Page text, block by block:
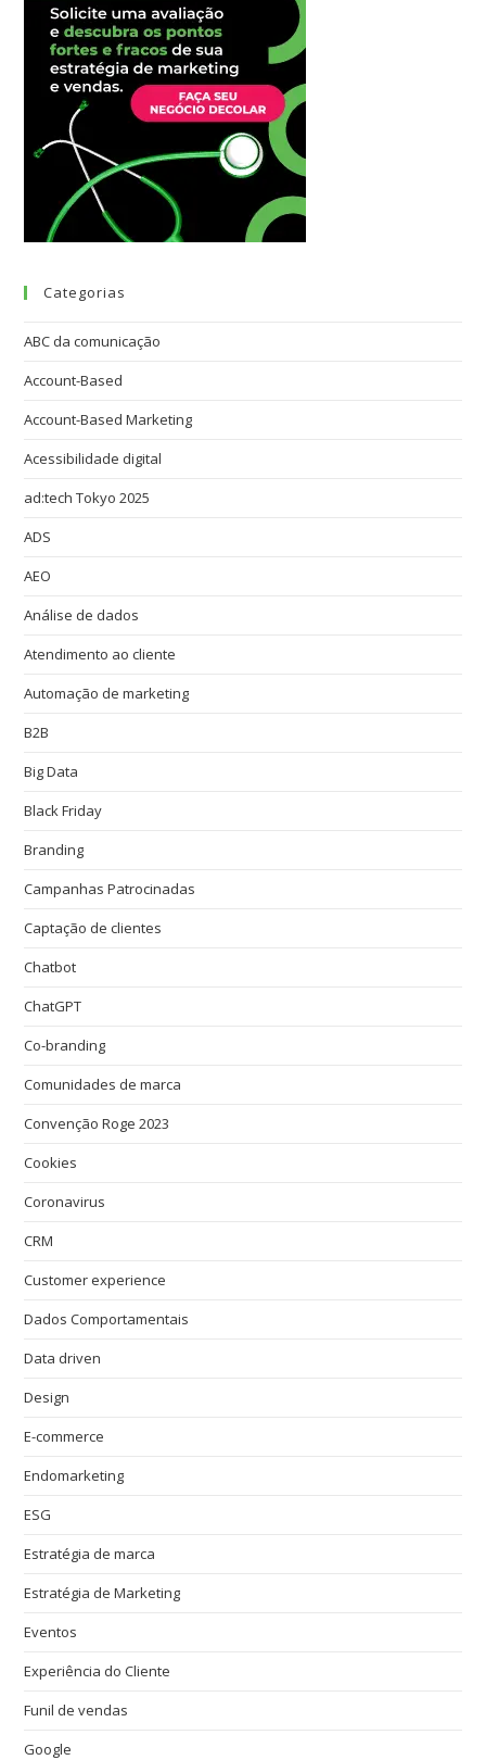
Categorias
ABC da comunicação
Account-Based
Account-Based Marketing
Acessibilidade digital
ad:tech Tokyo 2025
ADS
AEO
Análise de dados
Atendimento ao cliente
Automação de marketing
B2B
Big Data
Black Friday
Branding
Campanhas Patrocinadas
Captação de clientes
Chatbot
ChatGPT
Co-branding
Comunidades de marca
Convenção Roge 2023
Cookies
Coronavirus
CRM
Customer experience
Dados Comportamentais
Data driven
Design
E-commerce
Endomarketing
ESG
Estratégia de marca
Estratégia de Marketing
Eventos
Experiência do Cliente
Funil de vendas
Google